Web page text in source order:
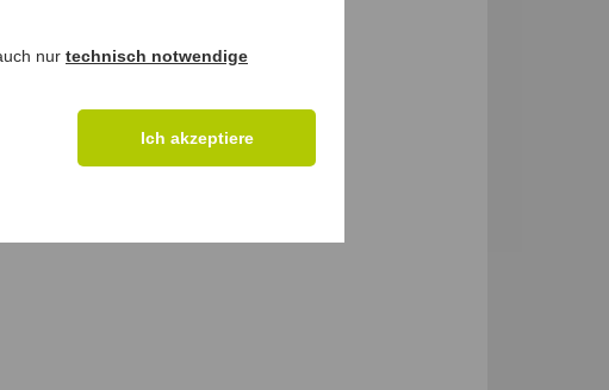
nur technisch notwendige
Ich akzeptiere